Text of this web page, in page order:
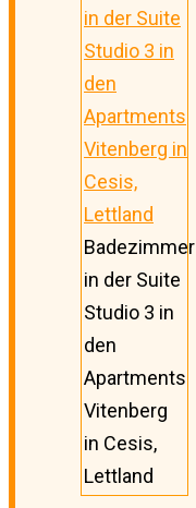
Badezimmer
in der Suite
Studio 3 in
den
Apartments
Vitenberg
in Cesis,
Lettland